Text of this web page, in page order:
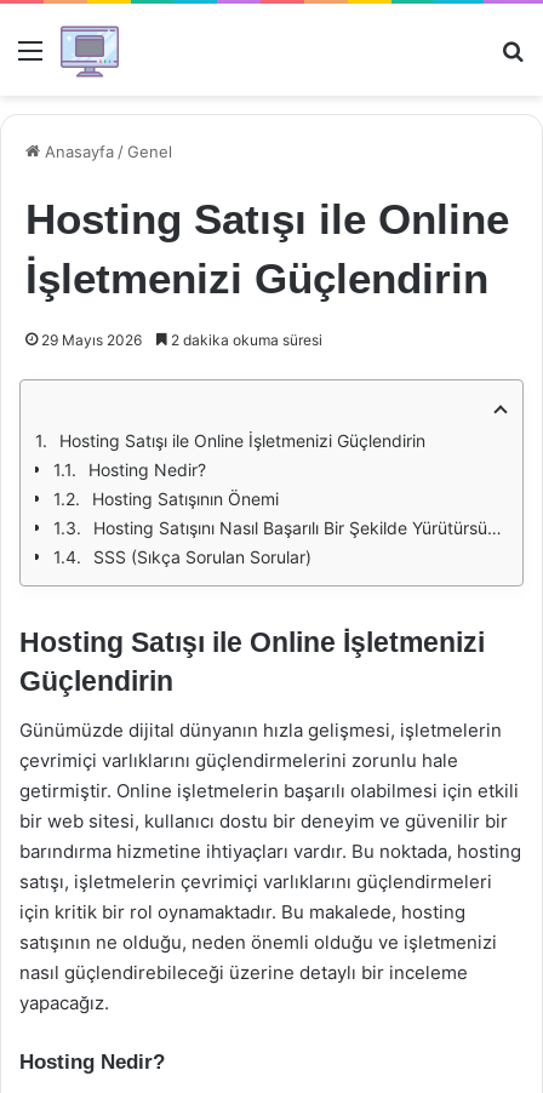
Menü
Anasayfa /Genel
Hosting Satışı ile Online
İşletmenizi Güçlendirin
29 Mayıs 2026 2 dakika okuma süresi
Hosting Satışı ile Online İşletmenizi Güçlendirin
Hosting Nedir?
Hosting Satışının Önemi
Hosting Satışını Nasıl Başarılı Bir Şekilde Yürütürsünüz?
SSS (Sıkça Sorulan Sorular)
Hosting Satışı ile Online İşletmenizi
Güçlendirin
Günümüzde dijital dünyanın hızla gelişmesi, işletmelerin
çevrimiçi varlıklarını güçlendirmelerini zorunlu hale
getirmiştir. Online işletmelerin başarılı olabilmesi için etkili
bir web sitesi, kullanıcı dostu bir deneyim ve güvenilir bir
barındırma hizmetine ihtiyaçları vardır. Bu noktada, hosting
satışı, işletmelerin çevrimiçi varlıklarını güçlendirmeleri
için kritik bir rol oynamaktadır. Bu makalede, hosting
satışının ne olduğu, neden önemli olduğu ve işletmenizi
nasıl güçlendirebileceği üzerine detaylı bir inceleme
yapacağız.
Hosting Nedir?